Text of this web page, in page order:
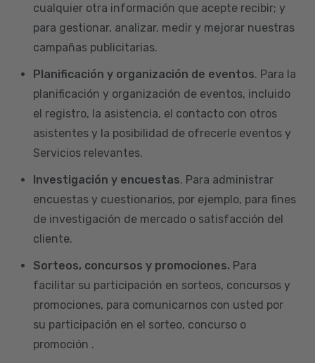
cualquier otra información que acepte recibir; y
para gestionar, analizar, medir y mejorar nuestras
campañas publicitarias.
Planificación y organización de eventos. Para la
planificación y organización de eventos, incluido
el registro, la asistencia, el contacto con otros
asistentes y la posibilidad de ofrecerle eventos y
Servicios relevantes.
Investigación y encuestas. Para administrar
encuestas y cuestionarios, por ejemplo, para fines
de investigación de mercado o satisfacción del
cliente.
Sorteos, concursos y promociones. Para
facilitar su participación en sorteos, concursos y
promociones, para comunicarnos con usted por
su participación en el sorteo, concurso o
promoción .